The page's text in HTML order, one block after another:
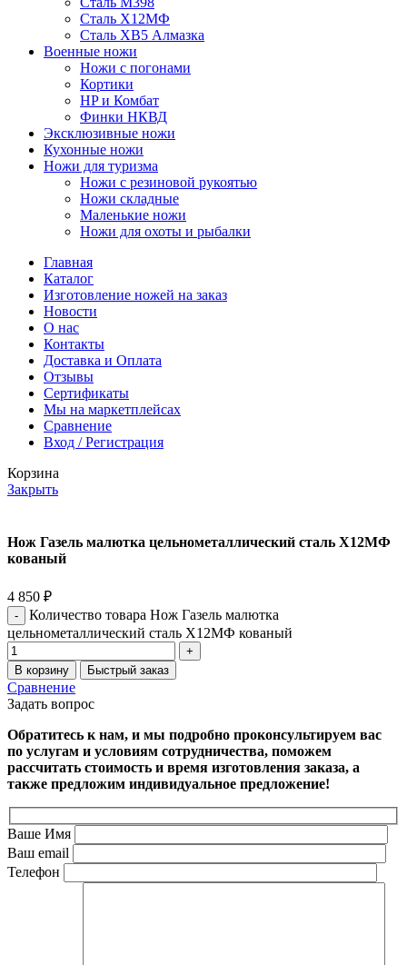
Сталь Х12МФ
Сталь ХВ5 Алмазка
Военные ножи
Ножи с погонами
Кортики
HP и Комбат
Финки НКВД
Эксклюзивные ножи
Кухонные ножи
Ножи для туризма
Ножи с резиновой рукоятью
Ножи складные
Маленькие ножи
Ножи для охоты и рыбалки
Главная
Каталог
Изготовление ножей на заказ
Новости
О нас
Контакты
Доставка и Оплата
Отзывы
Сертификаты
Мы на маркетплейсах
Сравнение
Вход / Регистрация
Корзина
Закрыть
Нож Газель малютка цельнометаллический сталь Х12МФ
кованый
4 850 ₽
Количество товара Нож Газель малютка
цельнометаллический сталь Х12МФ кованый
В корзину Быстрый заказ
Сравнение
Задать вопрос
Обратитесь к нам, и мы подробно проконсультируем вас
по услугам и условиям сотрудничества, поможем
рассчитать стоимость и время изготовления заказа, а
также предложим индивидуальное предложение!
Ваше Имя
Ваш email
Телефон